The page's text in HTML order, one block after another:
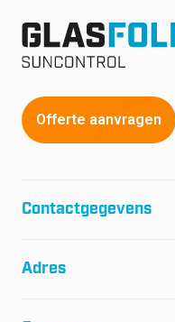
Offerte aanvragen
Contactgegevens
F: +31(0)299-64 01 61
Adres